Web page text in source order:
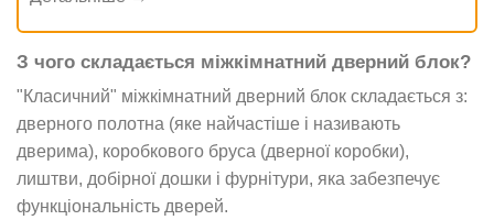
З чого складається міжкімнатний дверний блок?
"Класичний" міжкімнатний дверний блок складається з:
дверного полотна (яке найчастіше і називають
дверима), коробкового бруса (дверної коробки),
лиштви, добірної дошки і фурнітури, яка забезпечує
функціональність дверей.